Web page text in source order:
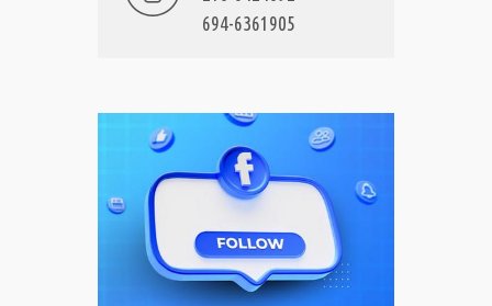
694-6361905